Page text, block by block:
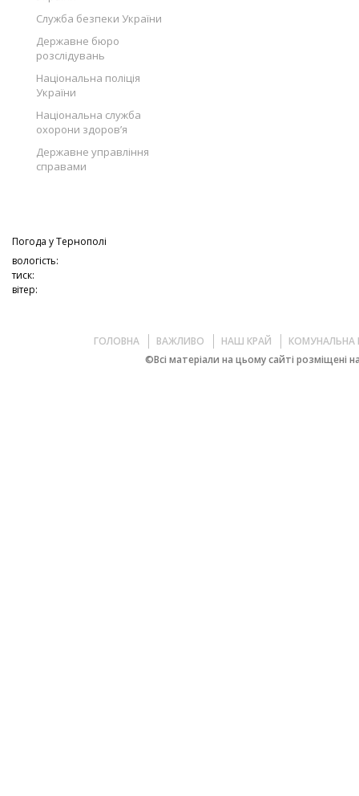
Служба безпеки України
Державне бюро
розслідувань
Національна поліція
України
Національна служба
охорони здоров’я
Державне управління
справами
Погода уТернополі
вологість:
тиск:
вітер:
ГОЛОВНА ВАЖЛИВО НАШ КРАЙ
КОМУНАЛЬНА
©Всі матеріали на цьому сайті розміщені